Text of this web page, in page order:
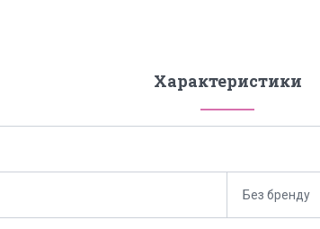
Характеристики
Без бренду